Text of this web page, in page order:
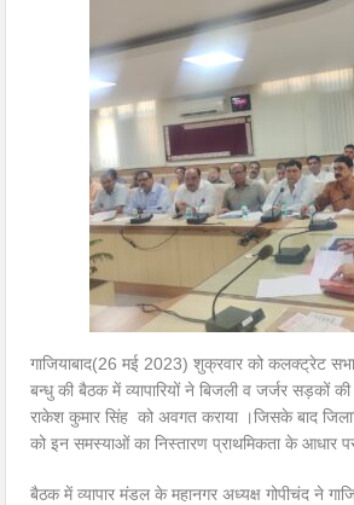
गाजियाबाद(26 मई 2023) शुक्रवार को कलक्ट्रेट
बन्धु की बैठक में व्यापारियों ने बिजली व जर्जर सड़कों की
राकेश कुमार सिंह को अवगत कराया ।जिसके बाद
को इन समस्याओं का निस्तारण प्राथमिकता के आधार
बैठक में व्यापार मंडल के महानगर अध्यक्ष गोपीचंद ने